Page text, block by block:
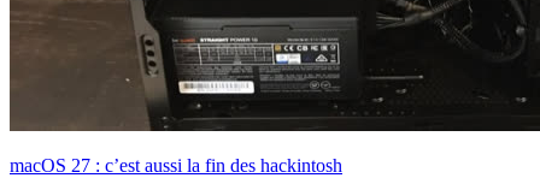
macOS 27 : c’est aussi la fin des hackintosh